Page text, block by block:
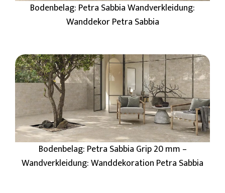
Bodenbelag: Petra Sabbia Wandverkleidung:
Wanddekor Petra Sabbia
Bodenbelag: Petra Sabbia Grip 20 mm –
Wandverkleidung: Wanddekoration Petra Sabbia